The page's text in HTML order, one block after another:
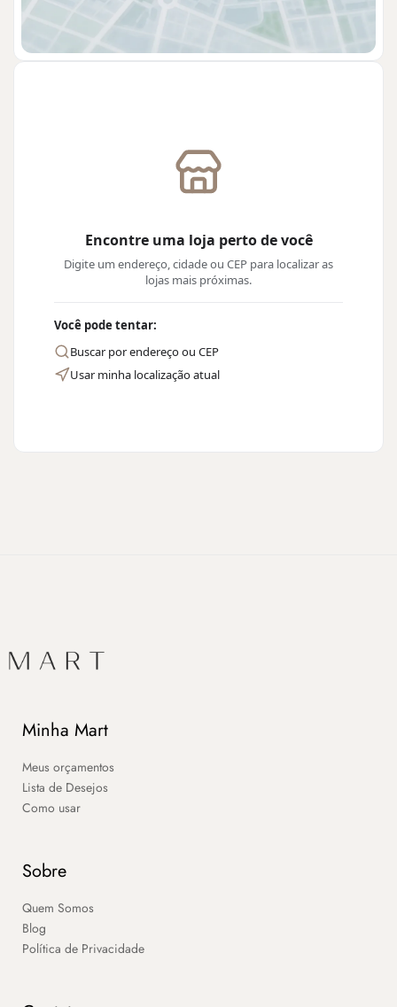
Encontre uma loja perto de você
Digite um endereço, cidade ou CEP para localizar as
lojas mais próximas.
Você pode tentar:
Buscar por endereço ou CEP
Usar minha localização atual
Minha Mart
Meus orçamentos
Lista de Desejos
Como usar
Sobre
Quem Somos
Blog
Política de Privacidade